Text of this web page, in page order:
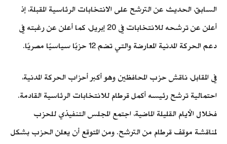
السابق، الحديث عن الترشح على الانتخابات الرئاسية المقبلة، إذ
أعلن عن ترشحه للانتخابات في 20 إبريل، كما أعلن عن رغبته في
دعم الحركة المدنية المعارضة والتي تضم 12 حزبًا سياسيًا مصريًا.
في المقابل، ناقش حزب المحافظين وهو أكبر أحزاب الحركة المدنية،
احتمالية ترشح رئيسه أكمل قرطام للانتخابات الرئاسية القادمة.
فخلال الأيام القليلة الماضية، اجتمع المجلس التنفيذي للحزب
لمناقشة موقف قرطام من الترشح. ومن المتوقع أن يعلن الحزب بشكل